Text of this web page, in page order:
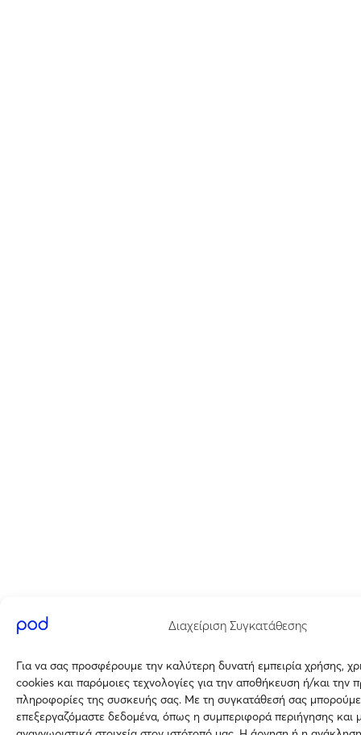
Διαχείριση Συγκατάθεσης
Για να σας προσφέρουμε την καλύτερη δυνατή εμπειρία χρήσης,
cookies και παρόμοιες τεχνολογίες για την αποθήκευση ή/και την
πληροφορίες της συσκευής σας. Με τη συγκατάθεσή σας
επεξεργαζόμαστε δεδομένα, όπως η συμπεριφορά περιήγησης και